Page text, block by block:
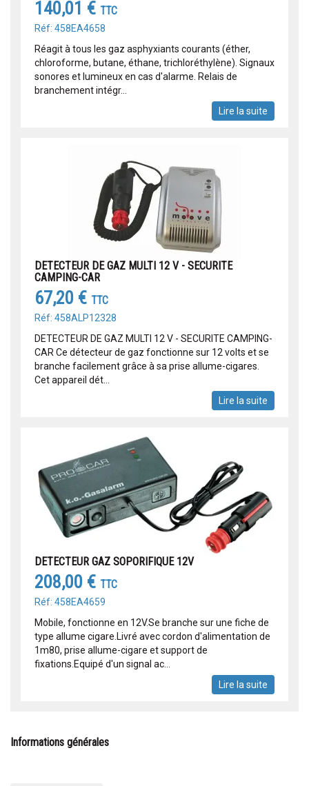
140,01 € TTC
Réf: 458EA4658
Réagit à tous les gaz asphyxiants courants (éther,
chloroforme, butane, éthane, trichloréthylène). Signaux
sonores et lumineux en cas d'alarme. Relais de
branchement intégr...
Lire la suite
DETECTEUR DE GAZ MULTI 12 V - SECURITE
CAMPING-CAR
67,20 € TTC
Réf: 458ALP12328
DETECTEUR DE GAZ MULTI 12 V - SECURITE CAMPING-
CAR Ce détecteur de gaz fonctionne sur 12 volts et se
branche facilement grâce à sa prise allume-cigares.
Cet appareil dét...
Lire la suite
DETECTEUR GAZ SOPORIFIQUE 12V
208,00 € TTC
Réf: 458EA4659
Mobile, fonctionne en 12V.Se branche sur une fiche de
type allume cigare.Livré avec cordon d'alimentation de
1m80, prise allume-cigare et support de
fixations.Equipé d'un signal ac...
Lire la suite
Informations générales